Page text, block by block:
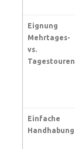
Eignung
Mehrtages-
vs.
Tagestouren
Einfache
Handhabung